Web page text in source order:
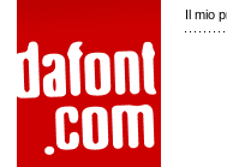
Il mio